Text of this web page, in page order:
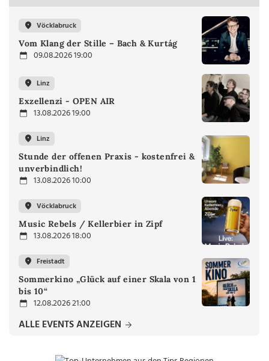
Vöcklabruck
Vom Klang der Stille – Bach & Kurtág
09.08.2026 19:00
Linz
Exzellenzi - OPEN AIR
13.08.2026 19:00
Linz
Stunde der offenen Praxis - kostenfrei &
unverbindlich!
13.08.2026 10:00
Vöcklabruck
Music Rebels / Kellerbier in Zipf
13.08.2026 18:00
Freistadt
Sommerkino „Glück auf einer Skala von 1
bis 10“
12.08.2026 21:00
ALLE EVENTS ANZEIGEN